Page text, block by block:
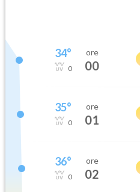
34°
0
ore
00
35°
0
ore
01
36°
0
ore
02